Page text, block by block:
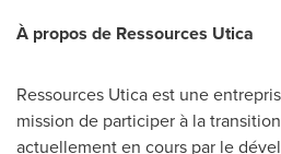
À propos de Ressources Utica
Ressources Utica est une
mission de participer à la
actuellement en cours par le